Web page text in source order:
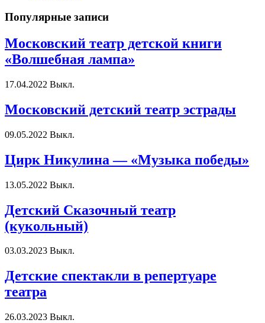
Популярные записи
Московский театр детской книги
«Волшебная лампа»
17.04.2022 Выкл.
Московский детский театр эстрады
09.05.2022 Выкл.
Цирк Никулина — «Музыка победы»
13.05.2022 Выкл.
Детский Сказочный театр
(кукольный)
03.03.2023 Выкл.
Детские спектакли в репертуаре
театра
26.03.2023 Выкл.